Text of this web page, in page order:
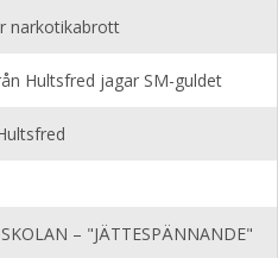
narkotikabrott
Hultsfred jagar SM-guldet
– "JÄTTESPÄNNANDE"